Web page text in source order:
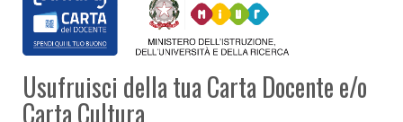
Usufruisci della tua Carta Docente e/o
Carta Cultura